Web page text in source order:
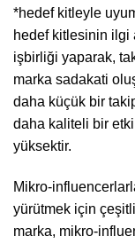
*hedef kitleyle
hedef kitlesinin ilgi
işbirliği yaparak,
marka sadakati
daha küçük bir
daha kaliteli bir
yüksektir.
Mikro-
yürütmek için
marka, mikro-